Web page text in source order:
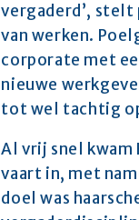
vergaderd’,
van werken.
corporate met
nieuwe
tot wel tachtig
Al vrij snel kwam
vaart in, met
doel was